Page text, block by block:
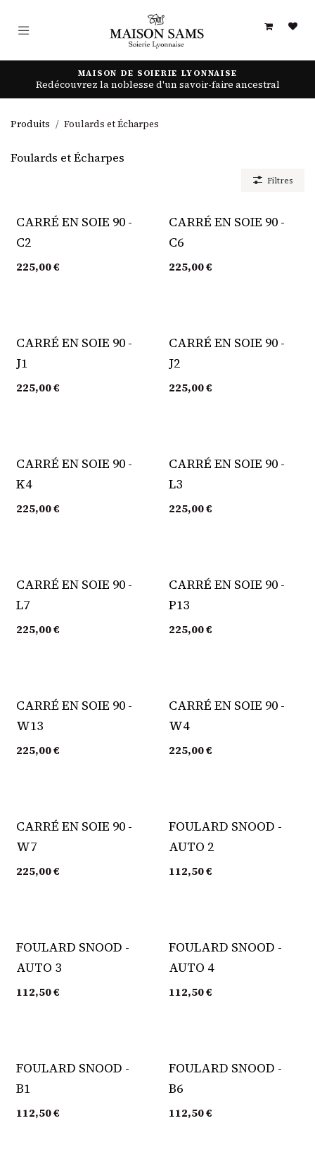
MAISON DE SOIERIE LYONNAISE
Redécouvrez la noblesse d'un savoir-faire ancestral
Produits Foulards et Écharpes
Foulards et Écharpes
Filtres
CARRÉ EN SOIE 90 -
C2
225,00€
CARRÉ EN SOIE 90 -
C6
225,00€
CARRÉ EN SOIE 90 -
J1
225,00€
CARRÉ EN SOIE 90 -
J2
225,00€
CARRÉ EN SOIE 90 -
K4
225,00€
CARRÉ EN SOIE 90 -
L3
225,00€
CARRÉ EN SOIE 90 -
L7
225,00€
CARRÉ EN SOIE 90 -
P13
225,00€
CARRÉ EN SOIE 90 -
W13
225,00€
CARRÉ EN SOIE 90 -
W4
225,00€
CARRÉ EN SOIE 90 -
W7
225,00€
FOULARD SNOOD -
AUTO 2
112,50€
FOULARD SNOOD -
AUTO 3
112,50€
FOULARD SNOOD -
AUTO 4
112,50€
FOULARD SNOOD -
B1
112,50€
FOULARD SNOOD -
B6
112,50€